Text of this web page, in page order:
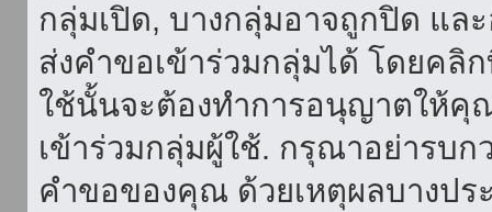
กลุ่มเปิด, บางกลุ่มอาจถูกปิด แ
ส่งคำขอเข้าร่วมกลุ่มได้ โดยคลิ
ใช้นั้นจะต้องทำการอนุญาตให้คุ
เข้าร่วมกลุ่มผู้ใช้. กรุณาอย่ารบก
คำขอของคุณ ด้วยเหตุผลบางปร